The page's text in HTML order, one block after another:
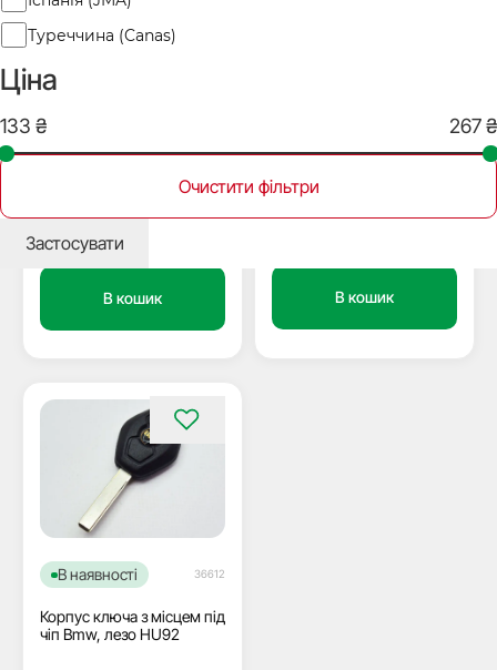
Туреччина (Canas)
Ціна
Очистити фільтри
Застосувати
Корпус ключа з місцем під
X-5, 7-series та інші, лезо
В кошик
Корпус ключа з місцем під
TP00BM-6P JMA
В кошик
В наявності 36612
Корпус ключа з місцем під
чіп Bmw, лезо HU92